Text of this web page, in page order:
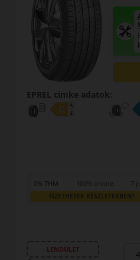
EPREL cimke adatok:
0% THM 100% online 7
FIZETHETEK RÉSZLETEKBEN?
LENDÜLET